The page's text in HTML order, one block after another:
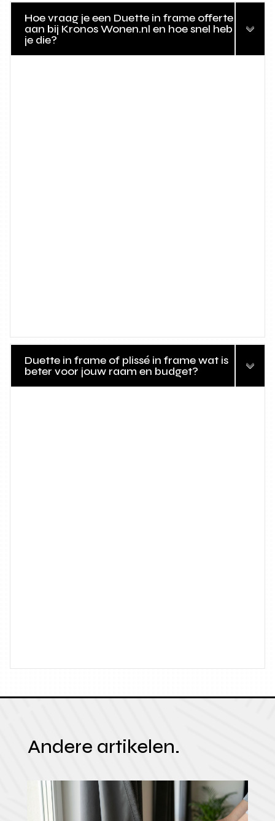
Hoe vraag je een Duette in frame offerte
aan bij Kronos Wonen.nl en hoe snel heb
je die?
Duette in frame of plissé in frame wat is
beter voor jouw raam en budget?
Andere artikelen.